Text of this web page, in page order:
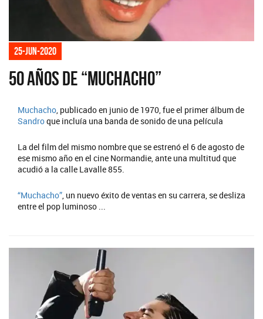
25-jun-2020
50 años de “Muchacho”
Muchacho , publicado en junio de 1970, fue el primer álbum de
Sandroque incluía una banda de sonido de una película
La del film del mismo nombre que se estrenó el 6 de agosto de
ese mismo año en el cine Normandie, ante una multitud que
acudió a la calle Lavalle 855.
“Muchacho” , un nuevo éxito de ventas en su carrera, se desliza
entre el pop luminoso ...